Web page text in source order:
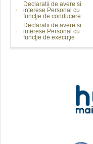
Declaratii de avere si
interese Personal cu
funcţie de conducere
Declaratii de avere si
interese Personal cu
funcţie de execuţie